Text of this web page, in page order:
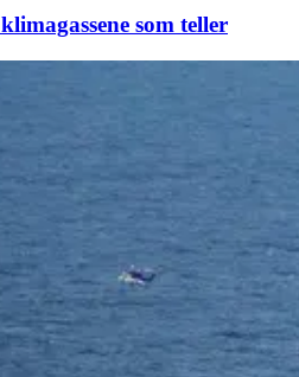
som teller